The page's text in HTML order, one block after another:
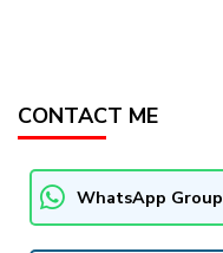
CONTACT ME
WhatsApp Group